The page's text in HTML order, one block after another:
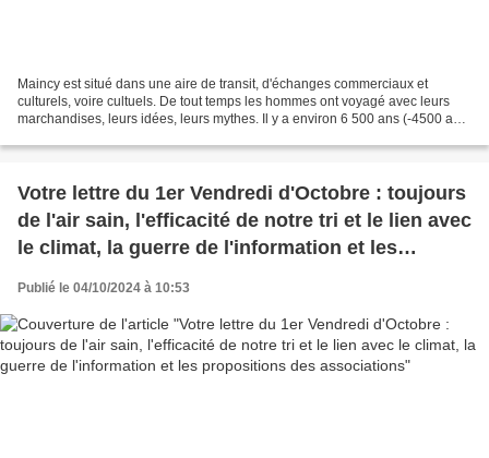
Maincy est situé dans une aire de transit, d'échanges commerciaux et
culturels, voire cultuels. De tout temps les hommes ont voyagé avec leurs
marchandises, leurs idées, leurs mythes. Il y a environ 6 500 ans (-4500 av
Votre lettre du 1er Vendredi d'Octobre : toujours
de l'air sain, l'efficacité de notre tri et le lien avec
le climat, la guerre de l'information et les
Publié le 04/10/2024 à 10:53